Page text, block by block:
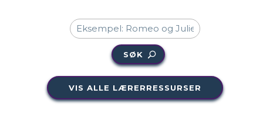
SØK
VIS ALLE LÆRERRESSURSER